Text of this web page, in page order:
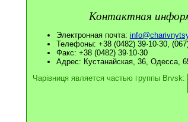
Контактная
Электронная почта:
Телефоны: +38 (0482) 39·10·30, (067)
Факс: +38 (0482) 39·10·30
Адрес: Кустанайская, 36, Одесса,
Чарівниця является частью группы Brvsk: